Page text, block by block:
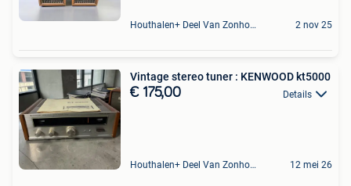
Houthalen+ Deel Van Zonhoven En Zolder 2 nov 25
Vintage stereo tuner : KENWOOD kt5000
€ 175,00 Details
Houthalen+ Deel Van Zonhoven En Zolder 12 mei 26